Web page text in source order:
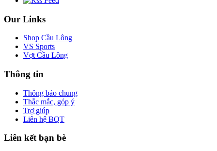
Our Links
Shop Cầu Lông
VS Sports
Vợt Cầu Lông
Thông tin
Thông báo chung
Thắc mắc, góp ý
Trợ giúp
Liên hệ BQT
Liên kết bạn bè